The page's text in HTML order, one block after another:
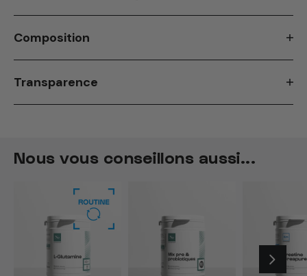
Composition
Transparence
Nous vous conseillons aussi...